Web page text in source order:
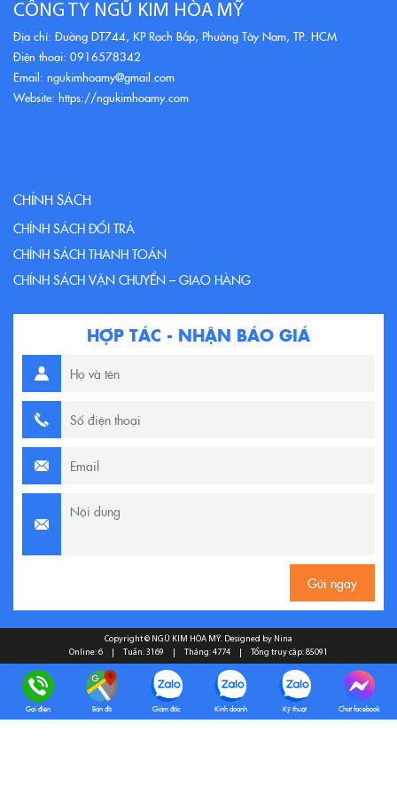
CÔNG TY NGŨ KIM HÒA MỸ
Địa chỉ: Đường DT744, KP Rạch Bắp, Phường Tây Nam, TP. HCM
Điện thoại: 0916578342
Email: ngukimhoamy@gmail.com
Website: https://ngukimhoamy.com
CHÍNH SÁCH
CHÍNH SÁCH ĐỔI TRẢ
CHÍNH SÁCH THANH TOÁN
CHÍNH SÁCH VẬN CHUYỂN – GIAO HÀNG
HỢP TÁC - NHẬN BÁO GIÁ
Copyright © NGŨ KIM HÒA MỸ. Designed by Nina
Online: 6
Tuần: 3169 Tháng: 4774 Tổng truy cập: 85091
Gọi điện Bản đồ Giám đốc Kinh doanh Kỹ thuật Chat facebook